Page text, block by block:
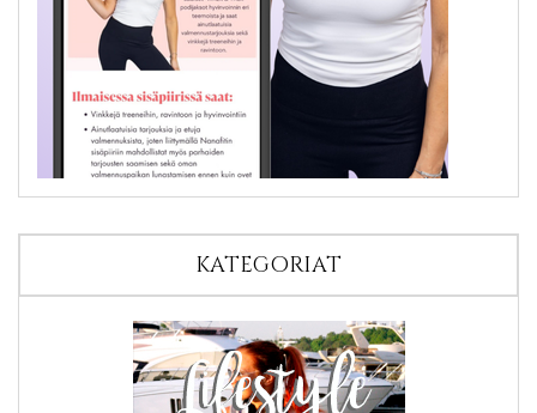
KATEGORIAT